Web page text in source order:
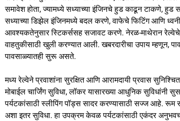
समावेश होता, ज्यामध्ये सध्याच्या इंजिनचे हुड काढून टाकणे, हुड
सध्याच्या डिझेल इंजिनमध्ये बदल करणे, वाफेचे फिटिंग आणि
आवश्यकतेनुसार स्टिकर्ससह सजावट करणे. नेरळ-माथेरान
वाहतुकीसाठी खुली करण्यात आली. खबरदारीचा उपाय म्हणून,
पावसाळ्यातही सुरू असते.
मध्य रेल्वेने प्रवाशांना सुरक्षित आणि आरामदायी प्रवास
मोबाईल चार्जिंग सुविधा, लॉकर यासारख्या आधुनिक सुविधांनी
पर्यटकांसाठी स्लीपिंग पॉड्स सादर करण्यासाठी सज्ज आहे.
अशा इतर सुविधा. हा उपक्रम केवळ पर्यटकांसाठी एकंदर